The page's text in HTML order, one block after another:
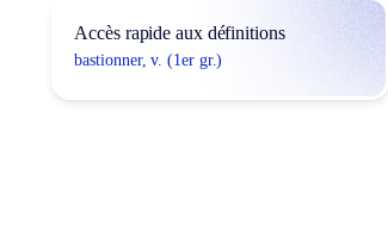
Accès rapide aux définitions
bastionner, v. (1er gr.)